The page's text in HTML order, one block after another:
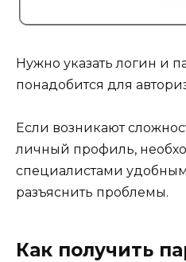
Нужно указать логин и
понадобится для
Если возникают
личный профиль,
специалистами
разъяснить проблемы.
Как получить